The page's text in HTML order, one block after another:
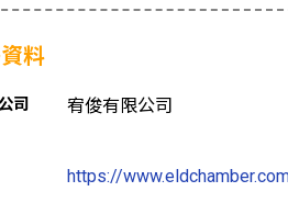
料
司 宥俊有限公司
https://